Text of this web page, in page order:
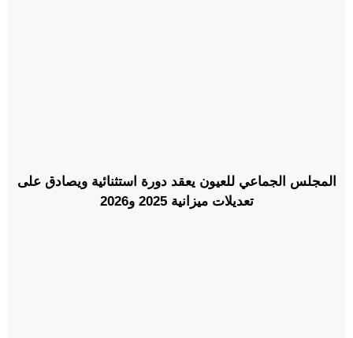
المجلس الجماعي للعيون يعقد دورة استثنائية ويصادق على
تعديلات ميزانية 2025 و2026